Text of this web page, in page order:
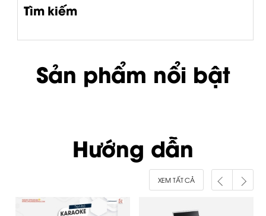
Tìm kiếm
Sản phẩm nổi bật
Hướng dẫn
XEM TẤT CẢ